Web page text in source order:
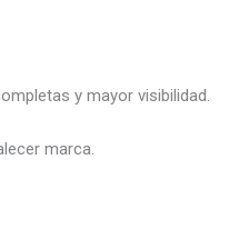
y mayor visibilidad.
marca.